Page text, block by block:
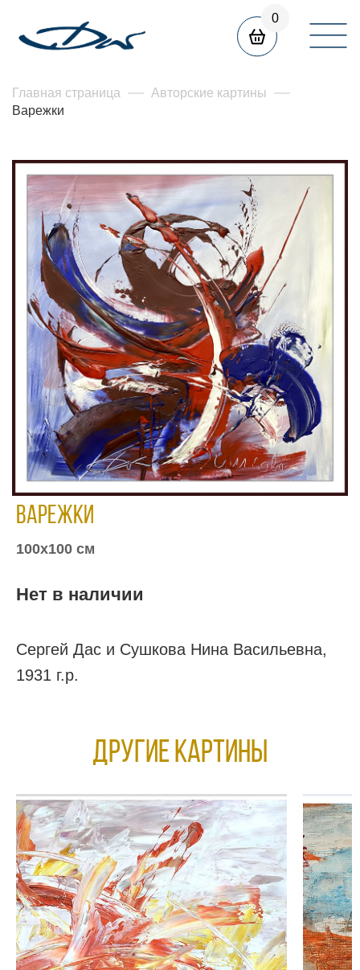
0
Главная страница
Авторские картины
Варежки
Варежки
100х100 см
Нет в наличии
Сергей Дас и Сушкова Нина Васильевна,
1931 г.р.
Другие КАРТИНЫ